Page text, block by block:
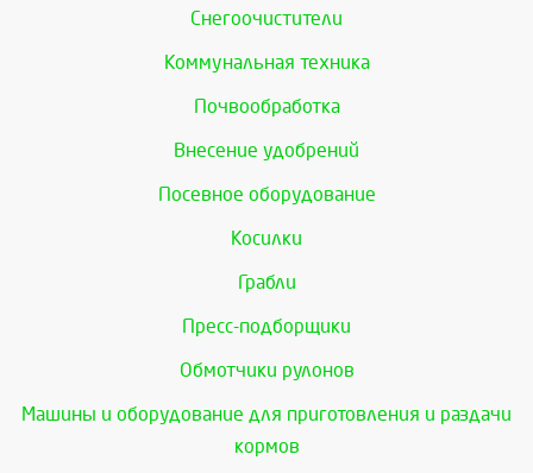
Снегоочистители
Коммунальная техника
Почвообработка
Внесение удобрений
Посевное оборудование
Косилки
Грабли
Пресс-подборщики
Обмотчики рулонов
Машины и оборудование для приготовления и раздачи
кормов